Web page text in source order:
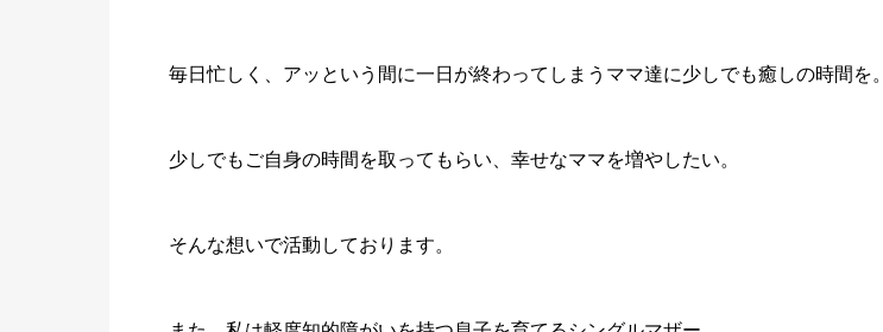
毎日忙しく、アッという間に一日が終わってしまうママ達に少しでも癒しの時間を。
少しでもご自身の時間を取ってもらい、幸せなママを増やしたい。
そんな想いで活動しております。